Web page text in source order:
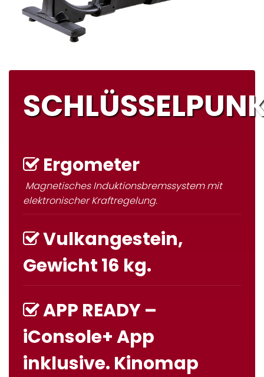
Ergometer
Magnetisches Induktionsbremssystem mit
elektronischer Kraftregelung.
Vulkangestein,
Gewicht 16 kg.
APP READY –
iConsole+ App
inklusive. Kinomap